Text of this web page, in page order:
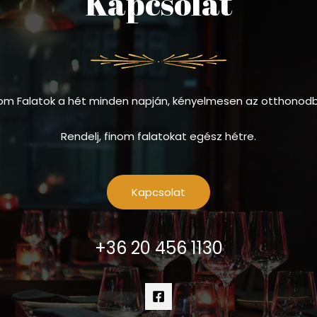
Falatok a hét minden napján, kényelmesen az
Rendelj, finom falatokat egész hétre.
Kapcsolat
+36 20 456 1130